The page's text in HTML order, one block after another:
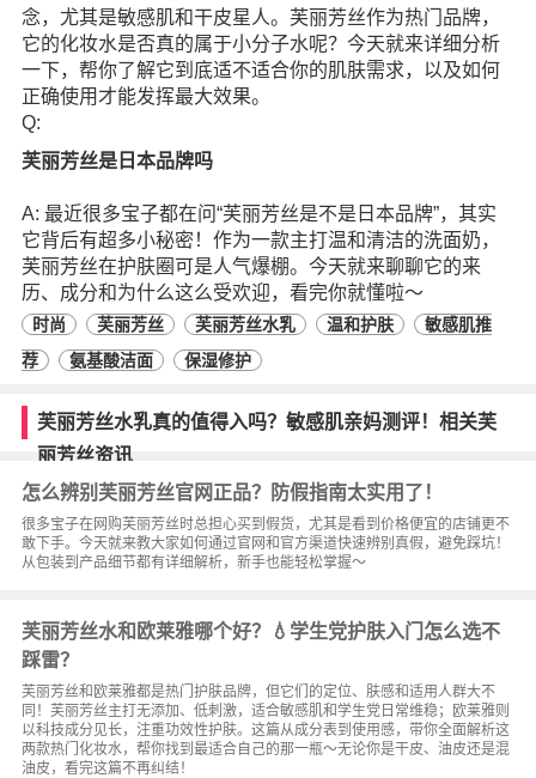
念，尤其是敏感肌和干皮星人。芙丽芳丝作为热门品牌，
它的化妆水是否真的属于小分子水呢？今天就来详细分析
一下，帮你了解它到底适不适合你的肌肤需求，以及如何
正确使用才能发挥最大效果。
Q:
芙丽芳丝是日本品牌吗
A: 最近很多宝子都在问“芙丽芳丝是不是日本品牌”，其实
它背后有超多小秘密！作为一款主打温和清洁的洗面奶，
芙丽芳丝在护肤圈可是人气爆棚。今天就来聊聊它的来
历、成分和为什么这么受欢迎，看完你就懂啦～
时尚 芙丽芳丝 芙丽芳丝水乳 温和护肤
敏感肌推
荐
氨基酸洁面 保湿修护
芙丽芳丝水乳真的值得入吗？敏感肌亲妈测评！相关芙
丽芳丝资讯
怎么辨别芙丽芳丝官网正品？防假指南太实用了！
很多宝子在网购芙丽芳丝时总担心买到假货，尤其是看到价格便宜的店铺更不
敢下手。今天就来教大家如何通过官网和官方渠道快速辨别真假，避免踩坑！
从包装到产品细节都有详细解析，新手也能轻松掌握～
芙丽芳丝水和欧莱雅哪个好？💧学生党护肤入门怎么选不
踩雷？
芙丽芳丝和欧莱雅都是热门护肤品牌，但它们的定位、肤感和适用人群大不
同！芙丽芳丝主打无添加、低刺激，适合敏感肌和学生党日常维稳；欧莱雅则
以科技成分见长，注重功效性护肤。这篇从成分表到使用感，带你全面解析这
两款热门化妆水，帮你找到最适合自己的那一瓶～无论你是干皮、油皮还是混
油皮，看完这篇不再纠结！